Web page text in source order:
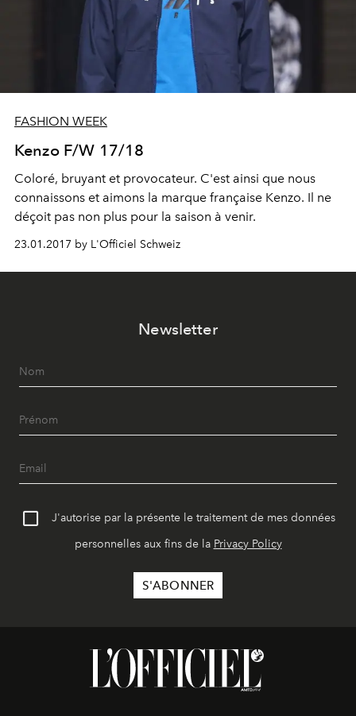
FASHION WEEK
Kenzo F/W 17/18
Coloré, bruyant et provocateur. C'est ainsi que nous
connaissons et aimons la marque française Kenzo. Il ne
déçoit pas non plus pour la saison à venir.
23.01.2017 by L'Officiel Schweiz
Newsletter
J'autorise par la présente le traitement de mes données
personnelles aux fins de la Privacy Policy